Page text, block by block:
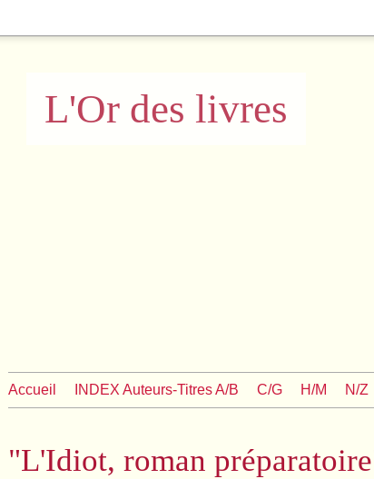
L'Or des livres
Accueil INDEX Auteurs-Titres A/B C/G H/M N/Z
"L'Idiot, roman